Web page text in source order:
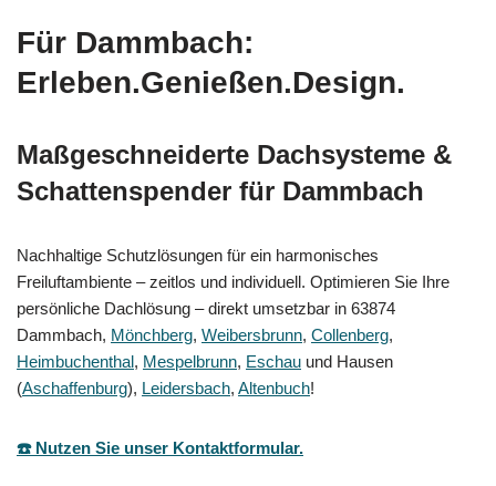
Für Dammbach:
Erleben.Genießen.Design.
Maßgeschneiderte Dachsysteme &
Schattenspender für Dammbach
Nachhaltige Schutzlösungen für ein harmonisches
Freiluftambiente – zeitlos und individuell. Optimieren Sie Ihre
persönliche Dachlösung – direkt umsetzbar in 63874
Dammbach, Mönchberg, Weibersbrunn, Collenberg,
Heimbuchenthal, Mespelbrunn, Eschau und Hausen
(Aschaffenburg), Leidersbach, Altenbuch!
☎️ Nutzen Sie unser Kontaktformular.